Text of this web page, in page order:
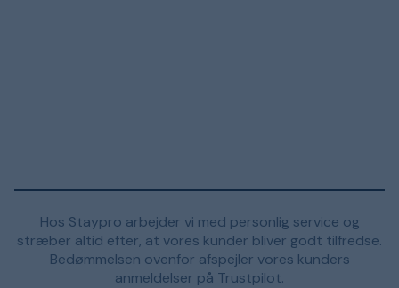
Hos Staypro arbejder vi med personlig service og
stræber altid efter, at vores kunder bliver godt tilfredse.
Bedømmelsen ovenfor afspejler vores kunders
anmeldelser på Trustpilot.